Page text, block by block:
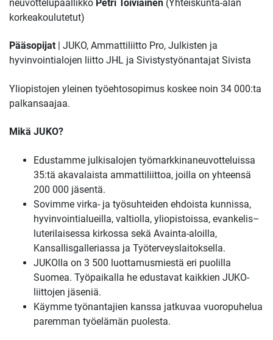
neuvottelupäällikkö Petri Toiviainen (Yhteiskunta-alan
korkeakoulutetut)
Pääsopijat
| JUKO, Ammattiliitto Pro, Julkisten ja
hyvinvointialojen liitto JHL ja Sivistystyönantajat Sivista
Yliopistojen yleinen työehtosopimus koskee noin 34 000:ta
palkansaajaa.
Mikä JUKO?
Edustamme julkisalojen työmarkkinaneuvotteluissa
35:tä akavalaista ammattiliittoa, joilla on yhteensä
200 000 jäsentä.
Sovimme virka- ja työsuhteiden ehdoista kunnissa,
hyvinvointialueilla, valtiolla, yliopistoissa, evankelis–
luterilaisessa kirkossa sekä Avainta-aloilla,
Kansallisgalleriassa ja Työterveyslaitoksella.
JUKOlla on 3 500 luottamusmiestä eri puolilla
Suomea. Työpaikalla he edustavat kaikkien JUKO-
liittojen jäseniä.
Käymme työnantajien kanssa jatkuvaa vuoropuhelua
paremman työelämän puolesta.